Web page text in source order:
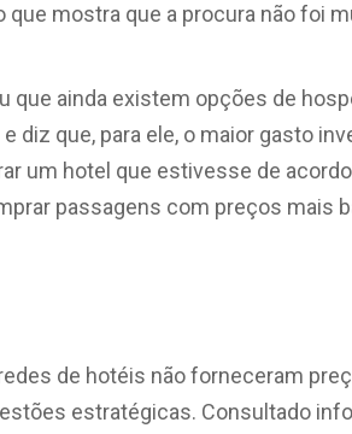
que mostra que a procura não foi
que ainda existem opções de
diz que, para ele, o maior gasto
um hotel que estivesse de
passagens com preços mais
de hotéis não forneceram
estratégicas. Consultado